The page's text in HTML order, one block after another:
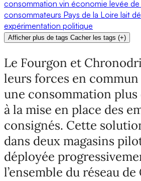
consommation vin économie levée
consommateurs Pays de la Loire lait
expérimentation politique
Afficher plus de tags Cacher les tags (+)
Le Fourgon et
leurs forces en
une consommation plus
à la mise en place des
consignés. Cette
dans deux magasins
déployée
l’ensemble du réseau